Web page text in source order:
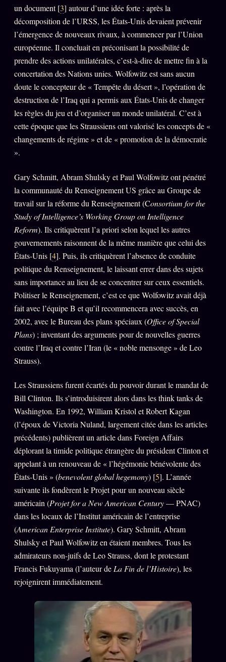
un document [3] autour d’une idée forte : après la
décomposition de l’URSS, les États-Unis devaient prévenir
l’émergence de nouveaux rivaux, à commencer par l’Union
européenne. Il concluait en préconisant la possibilité de
prendre des actions unilatérales, c’est-à-dire de mettre fin à la
concertation des Nations unies. Wolfowitz est sans aucun
doute le concepteur de « Tempête du désert », l’opération de
destruction de l’Iraq qui a permis aux États-Unis de changer
les règles du jeu et d’organiser un monde unilatéral. C’est à
cette époque que les Straussiens ont valorisé les concepts de «
changements de régime » et de « promotion de la démocratie
».
Gary Schmitt, Abram Shulsky et Paul Wolfowitz ont pénétré
la communauté du Renseignement US grâce au Groupe de
travail sur la réforme du Renseignement (Consortium for the
Study of Intelligence’s Working Group on Intelligence
Reform). Ils critiquèrent l’a priori selon lequel les autres
gouvernements raisonnent de la même manière que celui des
États-Unis [4]. Puis, ils critiquèrent l’absence de conduite
politique du Renseignement, le laissant errer dans des sujets
sans importance au lieu de se concentrer sur ceux essentiels.
Politiser le Renseignement, c’est ce que Wolfowitz avait déjà
fait avec l’équipe B et qu’il recommencera avec succès, en
2002, avec le Bureau des plans spéciaux (Office of Special
Plans) ; inventant des arguments pour de nouvelles guerres
contre l’Iraq et contre l’Iran (le « noble mensonge » de Leo
Strauss).
Les Straussiens furent écartés du pouvoir durant le mandat de
Bill Clinton. Ils s’introduisirent alors dans les think tanks de
Washington. En 1992, William Kristol et Robert Kagan
(l’époux de Victoria Nuland, largement citée dans les articles
précédents) publièrent un article dans Foreign Affairs
déplorant la timide politique étrangère du président Clinton et
appelant à un renouveau de « l’hégémonie bénévolente des
États-Unis » (benevolent global hegemony) [5]. L’année
suivante ils fondèrent le Projet pour un nouveau siècle
américain (Projet for a New American Century— PNAC)
dans les locaux de l’Institut américain de l’entreprise
(American Enterprise Institute). Gary Schmitt, Abram
Shulsky et Paul Wolfowitz en étaient membres. Tous les
admirateurs non-juifs de Leo Strauss, dont le protestant
Francis Fukuyama (l’auteur deLa Fin de l’Histoire), les
rejoignirent immédiatement.